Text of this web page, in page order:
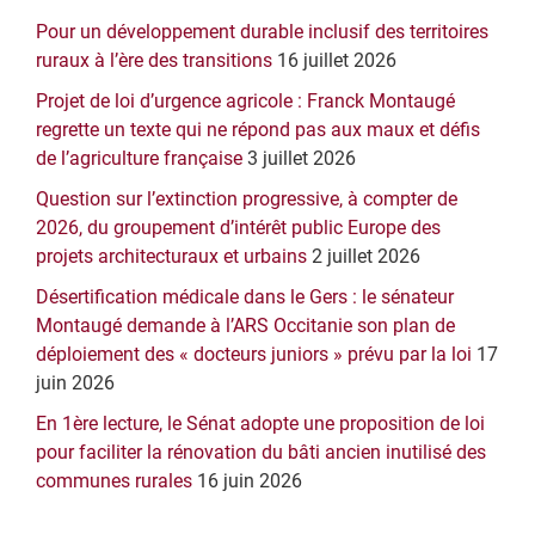
latérale
principale
Pour un développement durable inclusif des territoires
ruraux à l’ère des transitions 16 juillet 2026
Projet de loi d’urgence agricole : Franck Montaugé
regrette un texte qui ne répond pas aux maux et défis
de l’agriculture française 3 juillet 2026
Question sur l’extinction progressive, à compter de
2026, du groupement d’intérêt public Europe des
projets architecturaux et urbains 2 juillet 2026
Désertification médicale dans le Gers : le sénateur
Montaugé demande à l’ARS Occitanie son plan de
déploiement des « docteurs juniors » prévu par la loi 17
juin 2026
En 1ère lecture, le Sénat adopte une proposition de loi
pour faciliter la rénovation du bâti ancien inutilisé des
communes rurales 16 juin 2026